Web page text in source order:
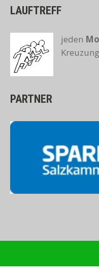
LAUFTREFF
jeden
PARTNER